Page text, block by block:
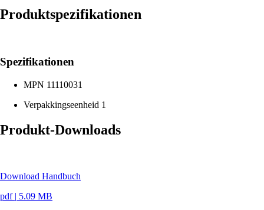
Produktspezifikationen
Spezifikationen
MPN 11110031
Verpakkingseenheid 1
Produkt-Downloads
Download Handbuch
pdf | 5.09 MB